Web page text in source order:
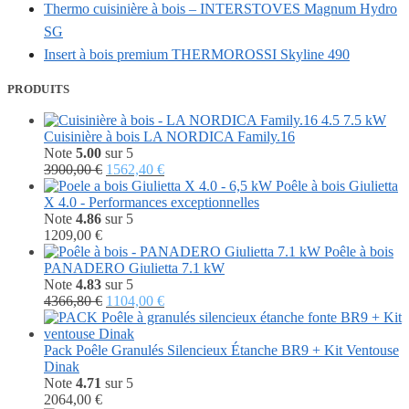
Thermo cuisinière à bois – INTERSTOVES Magnum Hydro
SG
Insert à bois premium THERMOROSSI Skyline 490
PRODUITS
Cuisinière à bois LA NORDICA Family.16
Note 5.00 sur 5
3900,00€ Le
prix
initial
était :
1562,40 €Le
prix
actuel
Poêle à bois Giulietta
X 4.0 - Performances exceptionnelles
Note 4.86 sur 5
1209,00 €
Poêle à bois
PANADERO Giulietta 7.1 kW
Note 4.83 sur 5
4366,80€ Le
prix
initial
était :
1104,00 €Le
prix
est :
Pack Poêle Granulés Silencieux Étanche BR9 + Kit Ventouse
Dinak
Note 4.71 sur 5
2064,00 €